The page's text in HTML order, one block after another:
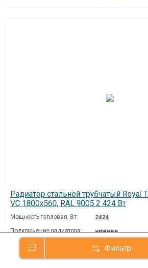
Фильтр
Радиатор стальной трубчатый Royal
VC 1800x560, RAL 9005 2 424 Вт
Мощность тепловая, Вт:
2424
Подключение радиатора:
нижнее
Бренд:
Royal Thermo
Страна производства:
Китай